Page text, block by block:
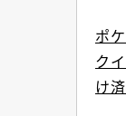
ポ
ク
け